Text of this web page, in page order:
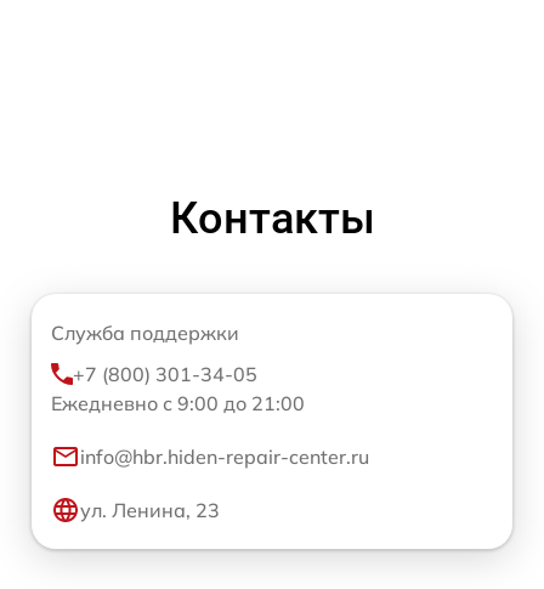
Контакты
Служба поддержки
+7 (800) 301-34-05
Ежедневно с 9:00 до 21:00
info@hbr.hiden-repair-center.ru
ул. Ленина, 23